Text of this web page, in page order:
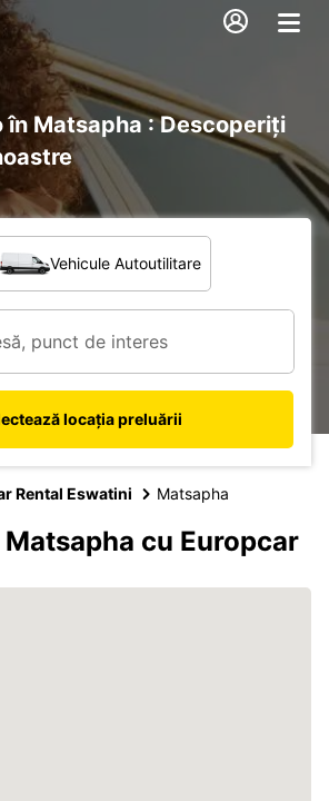
în Matsapha : Descoperiți
Vehicule Autoutilitare
locația preluării
Rental Eswatini Matsapha
cu Europcar